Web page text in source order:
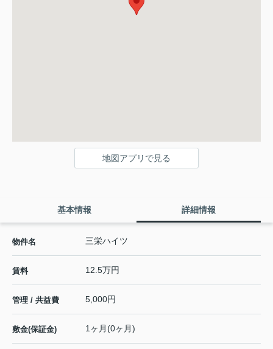
地図アプリで見る
基本情報 詳細情報
物件名 三栄ハイツ
賃料 12.5万円
管理 / 共益費 5,000円
敷金(保証金) 1ヶ月(0ヶ月)